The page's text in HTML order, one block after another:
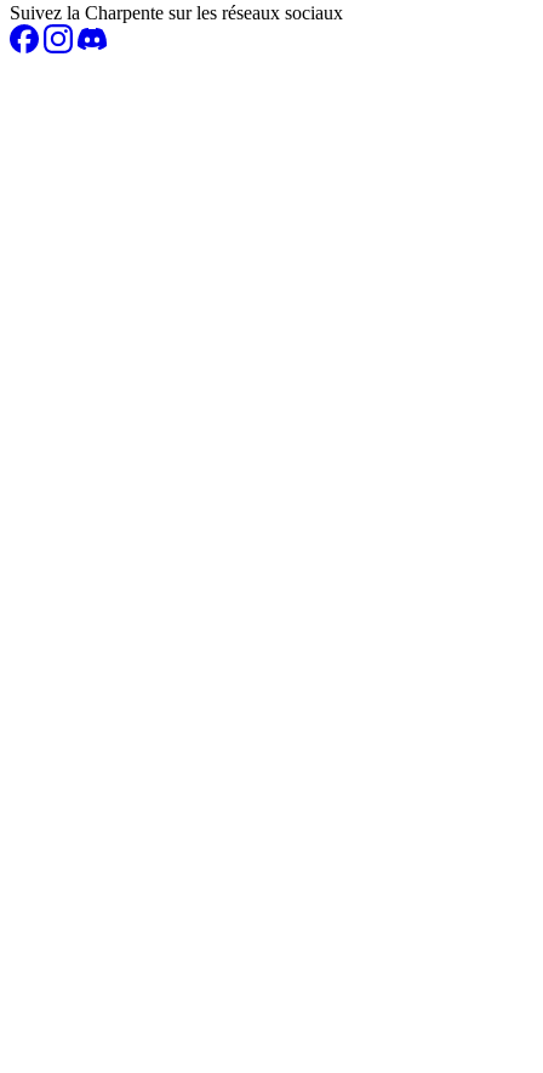
Suivez la Charpente sur les réseaux sociaux